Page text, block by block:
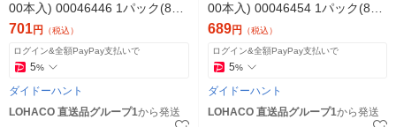
00本入) 00046446 1パック(800
本)（直送品）
701円 （税込）
ログイン&全額PayPay支払いで
5%
ダイドーハント
LOHACO 直送品グループ1から発送
00本入) 00046454 1パック(800
本)（直送品）
689円 （税込）
ログイン&全額PayPay支払いで
5%
ダイドーハント
LOHACO 直送品グループ1から発送